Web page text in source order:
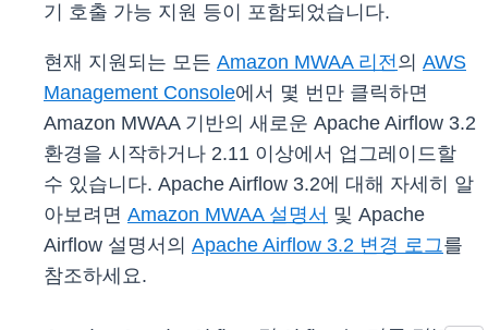
기 호출 가능 지원 등이 포함되었습니다.
현재 지원되는 모든 Amazon MWAA 리전의 AWS
Management Console에서 몇 번만 클릭하면
Amazon MWAA 기반의 새로운 Apache Airflow 3.2
환경을 시작하거나 2.11 이상에서 업그레이드할
수 있습니다. Apache Airflow 3.2에 대해 자세히 알
아보려면 Amazon MWAA 설명서 및 Apache
Airflow 설명서의 Apache Airflow 3.2 변경 로그를
참조하세요.